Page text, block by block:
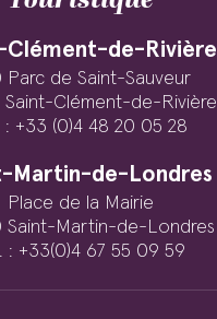
Clément-de-Rivière
Parc de Saint-Sauveur
Clément-de-Rivière
: +33 (0)4 48 20 05 28
Martin-de-Londres
Place de la Mairie
Saint-Martin-de-Londres
: +33(0)4 67 55 09 59